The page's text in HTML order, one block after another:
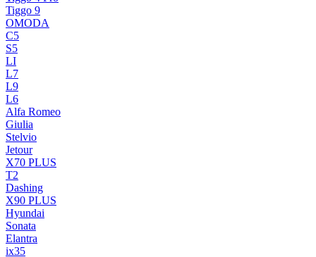
Tiggo 9
OMODA
C5
S5
LI
L7
L9
L6
Alfa Romeo
Giulia
Stelvio
Jetour
X70 PLUS
T2
Dashing
X90 PLUS
Hyundai
Sonata
Elantra
ix35